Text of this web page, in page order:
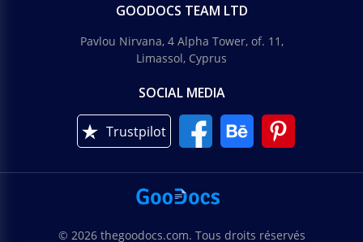
GOODOCS TEAM LTD
Pavlou Nirvana, 4 Alpha Tower, of. 11,
Limassol, Cyprus
SOCIAL MEDIA
Trustpilot
© 2026 thegoodocs.com. Tous droits réservés